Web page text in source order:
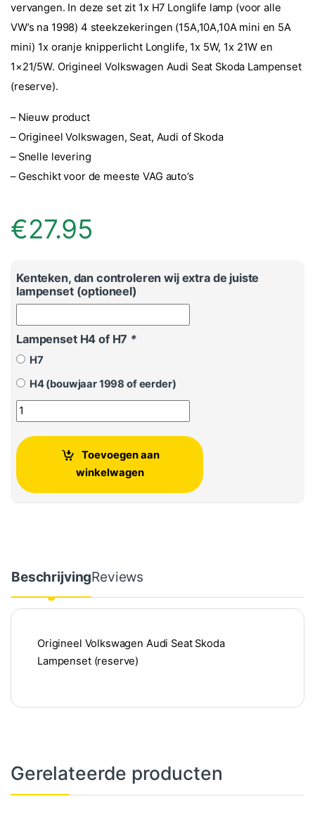
vervangen. In deze set zit 1x H7 Longlife lamp (voor alle
VW’s na 1998) 4 steekzekeringen (15A,10A,10A mini en 5A
mini) 1x oranje knipperlicht Longlife, 1x 5W, 1x 21W en
1×21/5W. Origineel Volkswagen Audi Seat Skoda Lampenset
(reserve).
– Nieuw product
– Origineel Volkswagen, Seat, Audi of Skoda
– Snelle levering
– Geschikt voor de meeste VAG auto’s
€27.95
Kenteken, dan controleren wij extra de juiste
lampenset (optioneel)
Lampenset H4 of H7 *
H7
H4 (bouwjaar 1998 of eerder)
Origineel Volkswagen Audi Seat Skoda Lampenset
Toevoegen aan
winkelwagen
BeschrijvingReviews
Origineel Volkswagen Audi Seat Skoda
Lampenset (reserve)
Gerelateerde producten